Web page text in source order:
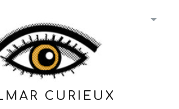
CURIEUX